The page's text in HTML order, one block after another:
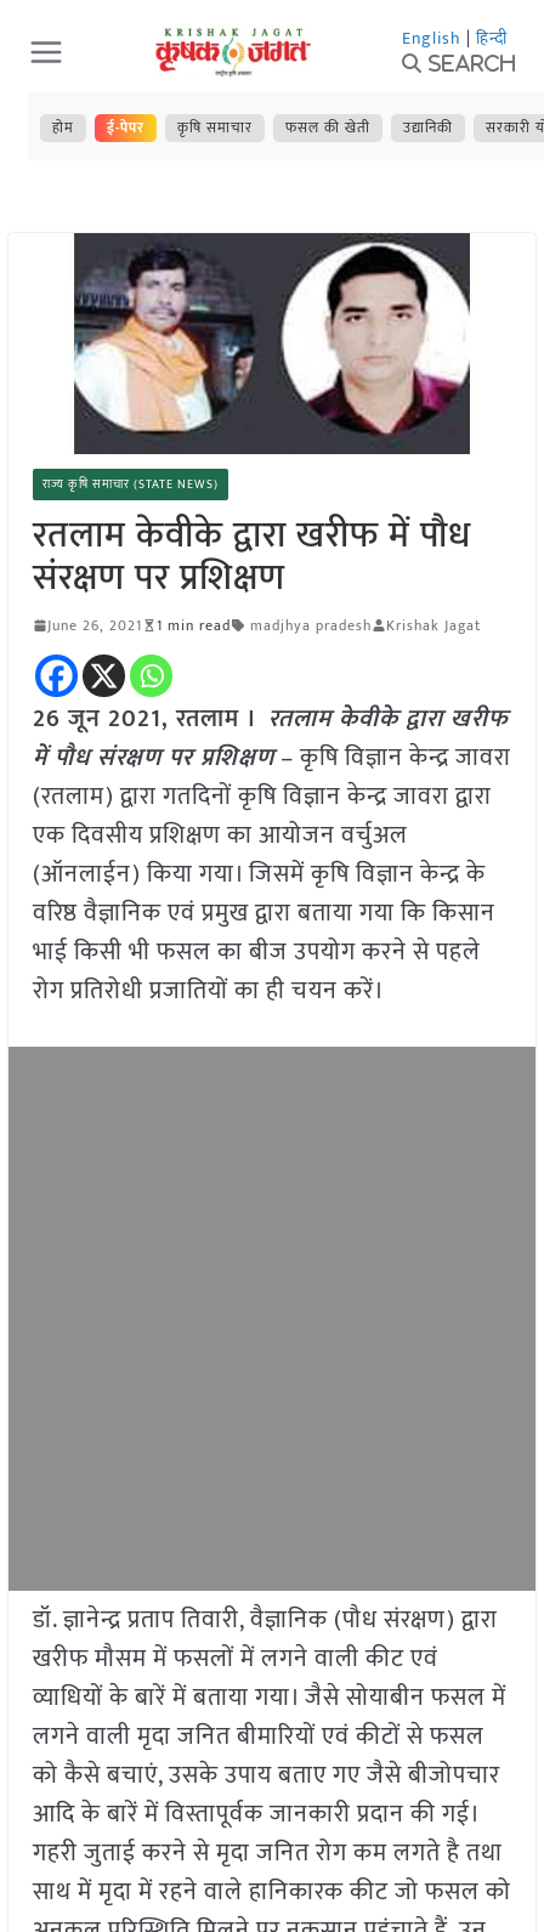
Skip
to
content
English | हिन्दी
Search
होम ई-पेपर कृषि समाचार फसल की खेती उद्यानिकी सरकारी
राज्य कृषि समाचार (STATE NEWS)
रतलाम केवीके द्वारा खरीफ में पौध
संरक्षण पर प्रशिक्षण
June 26, 2021 1 min read madjhya pradesh Krishak Jagat
26 जून 2021, रतलाम । रतलाम केवीके द्वारा खरीफ
में पौध संरक्षण पर प्रशिक्षण– कृषि विज्ञान केन्द्र जावरा
(रतलाम) द्वारा गतदिनों कृषि विज्ञान केन्द्र जावरा द्वारा
एक दिवसीय प्रशिक्षण का आयोजन वर्चुअल
(ऑनलाईन) किया गया। जिसमें कृषि विज्ञान केन्द्र के
वरिष्ठ वैज्ञानिक एवं प्रमुख द्वारा बताया गया कि किसान
भाई किसी भी फसल का बीज उपयोग करने से पहले
रोग प्रतिरोधी प्रजातियों का ही चयन करें।
डॉ. ज्ञानेन्द्र प्रताप तिवारी, वैज्ञानिक (पौध संरक्षण) द्वारा
खरीफ मौसम में फसलों में लगने वाली कीट एवं
व्याधियों के बारें में बताया गया। जैसे सोयाबीन फसल में
लगने वाली मृदा जनित बीमारियों एवं कीटों से फसल
को कैसे बचाएं, उसके उपाय बताए गए जैसे बीजोपचार
आदि के बारें में विस्तापूर्वक जानकारी प्रदान की गई।
गहरी जुताई करने से मृदा जनित रोग कम लगते है तथा
साथ में मृदा में रहने वाले हानिकारक कीट जो फसल को